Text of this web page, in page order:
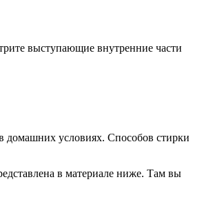
выступающие внутренние части
домашних условиях. Способов стирки
​​в материале ниже. Там вы